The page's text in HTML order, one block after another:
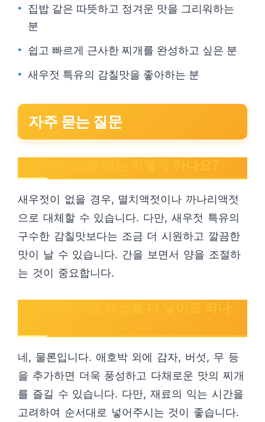
집밥 같은 따뜻하고 정겨운 맛을 그리워하는
분
쉽고 빠르게 근사한 찌개를 완성하고 싶은 분
새우젓 특유의 감칠맛을 좋아하는 분
자주 묻는 질문
새우젓이 없을 경우, 멸치액젓이나 까나리액젓
으로 대체할 수 있습니다. 다만, 새우젓 특유의
구수한 감칠맛보다는 조금 더 시원하고 깔끔한
맛이 날 수 있습니다. 간을 보면서 양을 조절하
는 것이 중요합니다.
네, 물론입니다. 애호박 외에 감자, 버섯, 무 등
을 추가하면 더욱 풍성하고 다채로운 맛의 찌개
를 즐길 수 있습니다. 다만, 재료의 익는 시간을
고려하여 순서대로 넣어주시는 것이 좋습니다.